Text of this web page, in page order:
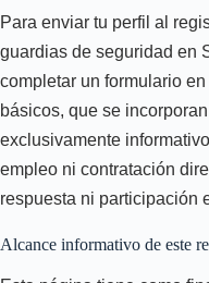
Para enviar tu perfil al
guardias de seguridad en
completar un formulario
básicos, que se
exclusivamente
empleo ni contratación
respuesta ni participación
Alcance informativo de este